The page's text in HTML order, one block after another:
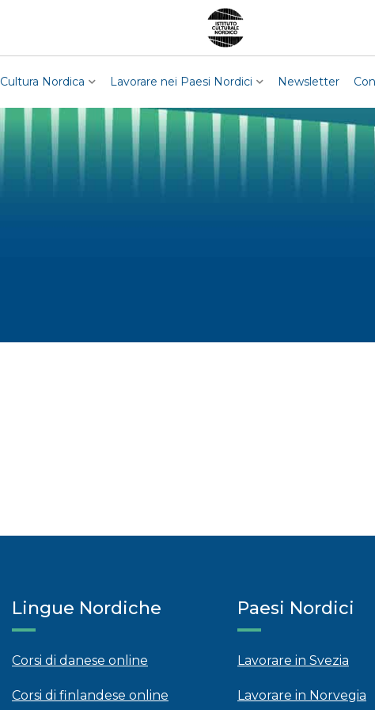
Cultura Nordica Lavorare nei Paesi Nordici Newsletter
Lingue Nordiche
Corsi di danese online
Corsi di finlandese online
Paesi Nordici
Lavorare in Svezia
Lavorare in Norvegia